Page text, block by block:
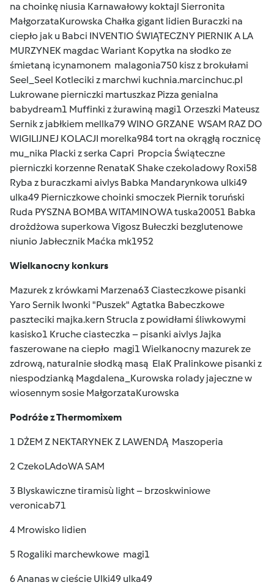
na choinkę niusia Karnawałowy koktajl Sierronita
MałgorzataKurowska Chałka gigant lidien Buraczki na
ciepło jak u Babci INVENTIO ŚWIĄTECZNY PIERNIK A LA
MURZYNEK magdac Wariant Kopytka na słodko ze
śmietaną icynamonem malagonia750 kisz z brokułami
Seel_Seel Kotleciki z marchwi kuchnia.marcinchuc.pl
Lukrowane pierniczki martuszkaz Pizza genialna
babydream1 Muffinki z żurawiną magi1 Orzeszki Mateusz
Sernik z jabłkiem mellka79 WINO GRZANE WSAM RAZ DO
WIGILIJNEJ KOLACJI morelka984 tort na okrągłą rocznicę
mu_nika Placki z serka Capri Propcia Świąteczne
pierniczki korzenne RenataK Shake czekoladowy Roxi58
Ryba z buraczkami aivlys Babka Mandarynkowa ulki49
ulka49 Pierniczkowe choinki smoczek Piernik toruński
Ruda PYSZNA BOMBA WITAMINOWA tuska20051 Babka
drożdżowa superkowa Vigosz Bułeczki bezglutenowe
niunio Jabłecznik Maćka mk1952
Wielkanocny konkurs
Mazurek z krówkami Marzena63 Ciasteczkowe pisanki
Yaro Sernik Iwonki "Puszek" Agtatka Babeczkowe
paszteciki majka.kern Strucla z powidłami śliwkowymi
kasisko1 Kruche ciasteczka – pisanki aivlys Jajka
faszerowane na ciepło magi1 Wielkanocny mazurek ze
zdrową, naturalnie słodką masą ElaK Pralinkowe pisanki z
niespodzianką Magdalena_Kurowska rolady jajeczne w
wiosennym sosie MałgorzataKurowska
Podróże z Thermomixem
1 DŻEM Z NEKTARYNEK Z LAWENDĄ Maszoperia
2 CzekoLAdoWA SAM
3 Blyskawiczne tiramisù light – brzoskwiniowe
veronicab71
4 Mrowisko lidien
5 Rogaliki marchewkowe magi1
6 Ananas w cieście Ulki49 ulka49